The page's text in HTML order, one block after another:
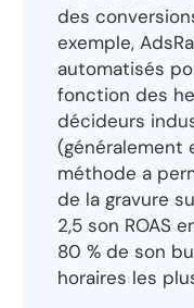
des
exemple,
automatisés
fonction des
décideurs
(généralement
méthode a
de la gravure
2,5 son ROAS
80 % de son
horaires les